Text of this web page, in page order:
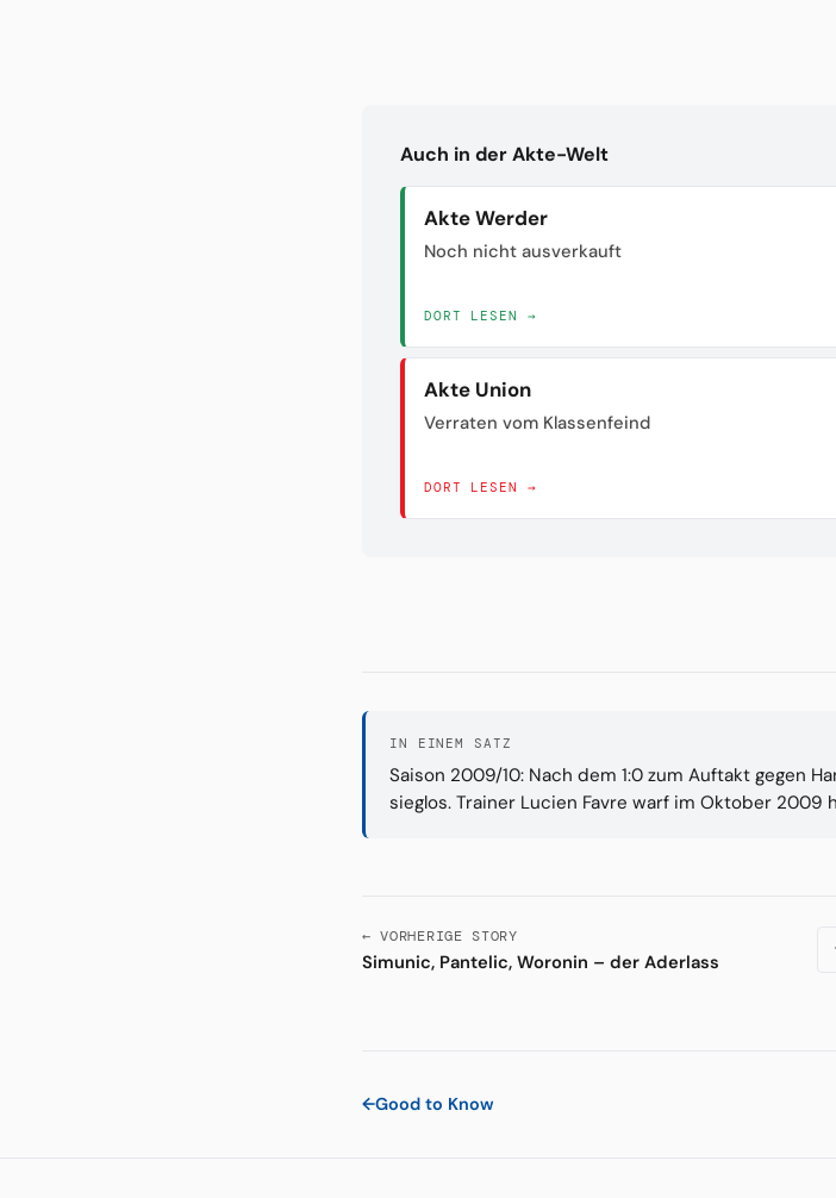
Auch in der Akte-Welt
Akte Werder
Noch nicht ausverkauft
DORT LESEN →
Akte Union
Verraten vom Klassenfeind
DORT LESEN →
IN EINEM SATZ
Saison 2009/10: Nach dem 1:0 zum Auftakt gegen
sieglos. Trainer Lucien Favre warf im Oktober
← VORHERIGE STORY
Simunic, Pantelic, Woronin – der Aderlass
←Good to Know